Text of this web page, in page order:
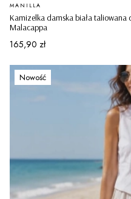
Kamizelka damska biała
Malacappa
PRODUCENT
MANILLA
Cena
165,90 zł
Nowość